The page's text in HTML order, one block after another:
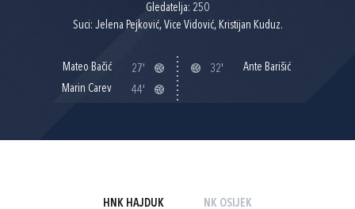
Gledatelja: 250
Suci: Jelena Pejković, Vice Vidović, Kristijan Kuduz.
Mateo Bačić
27'
Marin Carev
44'
32' Ante Barišić
HNK HAJDUK NK OSIJEK